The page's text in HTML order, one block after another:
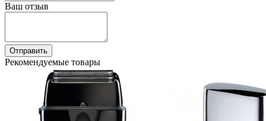
Ваш отзыв
Отправить
Рекомендуемые товары